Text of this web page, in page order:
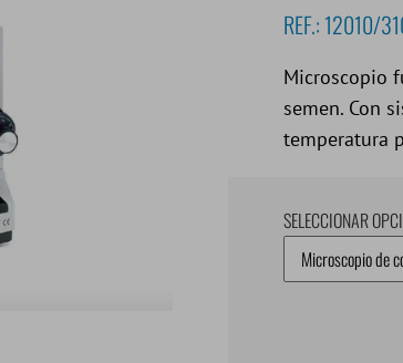
REF.: 12010/
Microscopio
semen. Con
temperatura
SELECCIONAR